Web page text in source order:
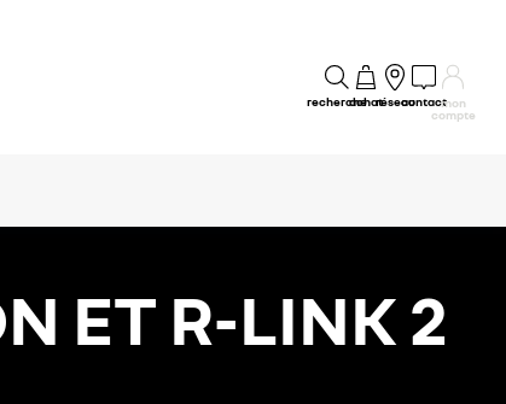
rechercheachatréseaucontactmon
compte
ET R-LINK 2